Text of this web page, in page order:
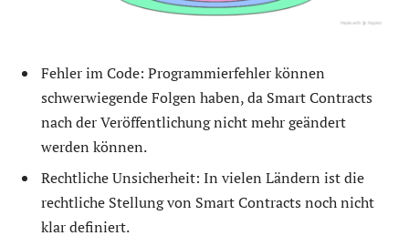
Fehler im Code: Programmierfehler können
schwerwiegende Folgen haben, da Smart Contracts
nach der Veröffentlichung nicht mehr geändert
werden können.
Rechtliche Unsicherheit: In vielen Ländern ist die
rechtliche Stellung von Smart Contracts noch nicht
klar definiert.